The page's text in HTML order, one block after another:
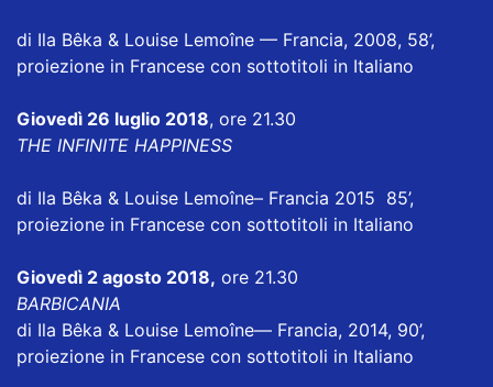
di Ila Bêka & Louise Lemoîne — Francia, 2008, 58’,
proiezione in Francese con sottotitoli in Italiano
Giovedì 26 luglio 2018, ore 21.30
THE INFINITE HAPPINESS
di Ila Bêka & Louise Lemoîne– Francia 2015 85’,
proiezione in Francese con sottotitoli in Italiano
Giovedì 2 agosto 2018, ore 21.30
BARBICANIA
di Ila Bêka & Louise Lemoîne— Francia, 2014, 90’,
proiezione in Francese con sottotitoli in Italiano